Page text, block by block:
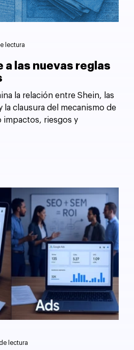
las nuevas reglas
la relación entre Shein, las
la clausura del mecanismo de
impactos, riesgos y
lectura
lectura